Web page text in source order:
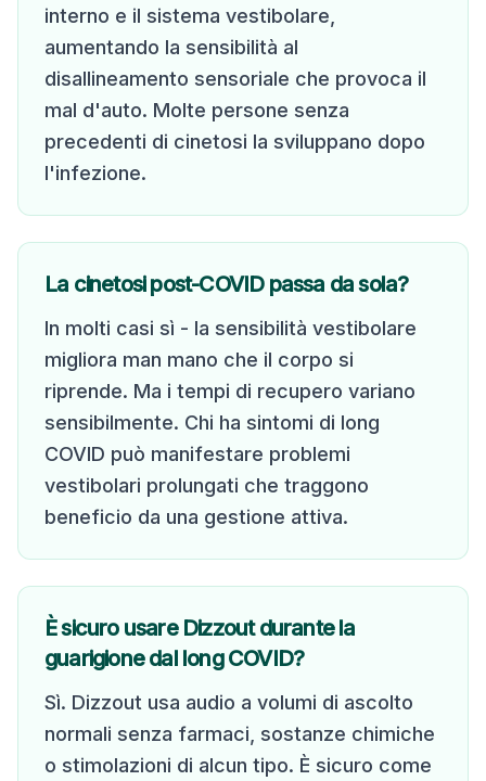
interno e il sistema vestibolare,
aumentando la sensibilità al
disallineamento sensoriale che provoca il
mal d'auto. Molte persone senza
precedenti di cinetosi la sviluppano dopo
l'infezione.
La cinetosi post-COVID passa da sola?
In molti casi sì - la sensibilità vestibolare
migliora man mano che il corpo si
riprende. Ma i tempi di recupero variano
sensibilmente. Chi ha sintomi di long
COVID può manifestare problemi
vestibolari prolungati che traggono
beneficio da una gestione attiva.
È sicuro usare Dizzout durante la
guarigione dal long COVID?
Sì. Dizzout usa audio a volumi di ascolto
normali senza farmaci, sostanze chimiche
o stimolazioni di alcun tipo. È sicuro come